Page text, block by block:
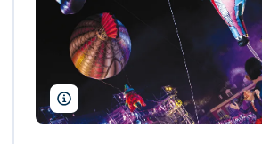
Pierre Gentier Angeli/DR